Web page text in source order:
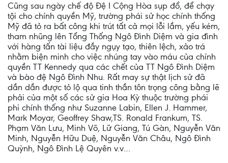
Cũng sau ngày chế độ Đệ I Cộng Hòa sụp đổ, để chạy
tội cho chính quyền Mỹ, trường phái sử học chính thống
Mỹ đã tỏ ra bất công khi trút tất cả mọi lỗi lầm, yếu kém,
tham nhũng lên Tổng Thống Ngô Đình Diệm và gia đình
với hàng tấn tài liệu đầy ngụy tạo, thiên lệch, xảo trá
nhằm biện minh cho việc nhúng tay vào máu của chính
quyền TT Kennedy qua các chết của TT Ngô Đình Diệm
và bào đệ Ngô Đình Nhu. Rất may sự thật lịch sử đã
dần dần được tỏ lộ qua tinh thần tôn trọng công bằng lẽ
phải của một số các sử gia Hoa Kỳ thuộc trường phái
phi chính thống như Suzanne Labin, Ellen J. Hammer,
Mark Moyar, Geoffrey Shaw,TS. Ronald Frankum, TS.
Phạm Văn Lưu, Minh Võ, Lữ Giang, Tú Gàn, Nguyễn Văn
Minh, Nguyễn Hữu Duệ, Nguyễn Văn Châu, Ngô Đình
Quỳnh, Ngô Đình Lệ Quyên v.v…